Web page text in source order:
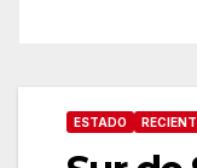
ESTADO